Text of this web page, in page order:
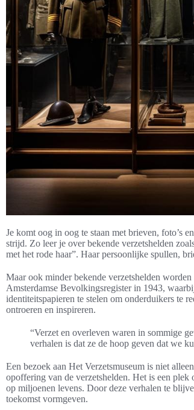
Je komt oog in oog te staan met brieven, foto’s
strijd. Zo leer je over bekende verzetshelden
met het rode haar”. Haar persoonlijke spullen,
Maar ook minder bekende verzetshelden
Amsterdamse Bevolkingsregister in 1943,
identiteitspapieren te stelen om onderduikers te
ontroeren en inspireren.
“Verzet en overleven waren in sommige
verhalen is dat ze de hoop geven dat we
Een bezoek aan Het Verzetsmuseum is niet
opoffering van de verzetshelden. Het is een
op miljoenen levens. Door deze verhalen te
toekomst vormgeven.